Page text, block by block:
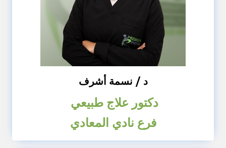
د / نسمة أشرف
دكتور علاج طبيعي
فرع نادي المعادي